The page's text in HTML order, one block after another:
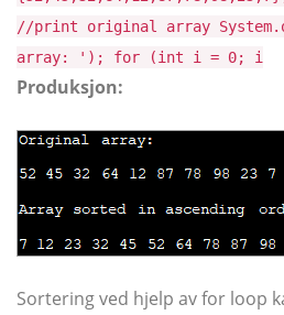
//print original array
array: '); for (int i = 0; i
Produksjon:
Sortering ved hjelp av for loop